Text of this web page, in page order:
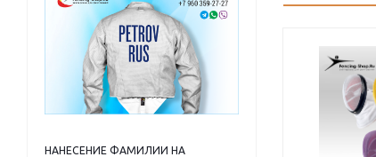
НАНЕСЕНИЕ ФАМИЛИИ НА